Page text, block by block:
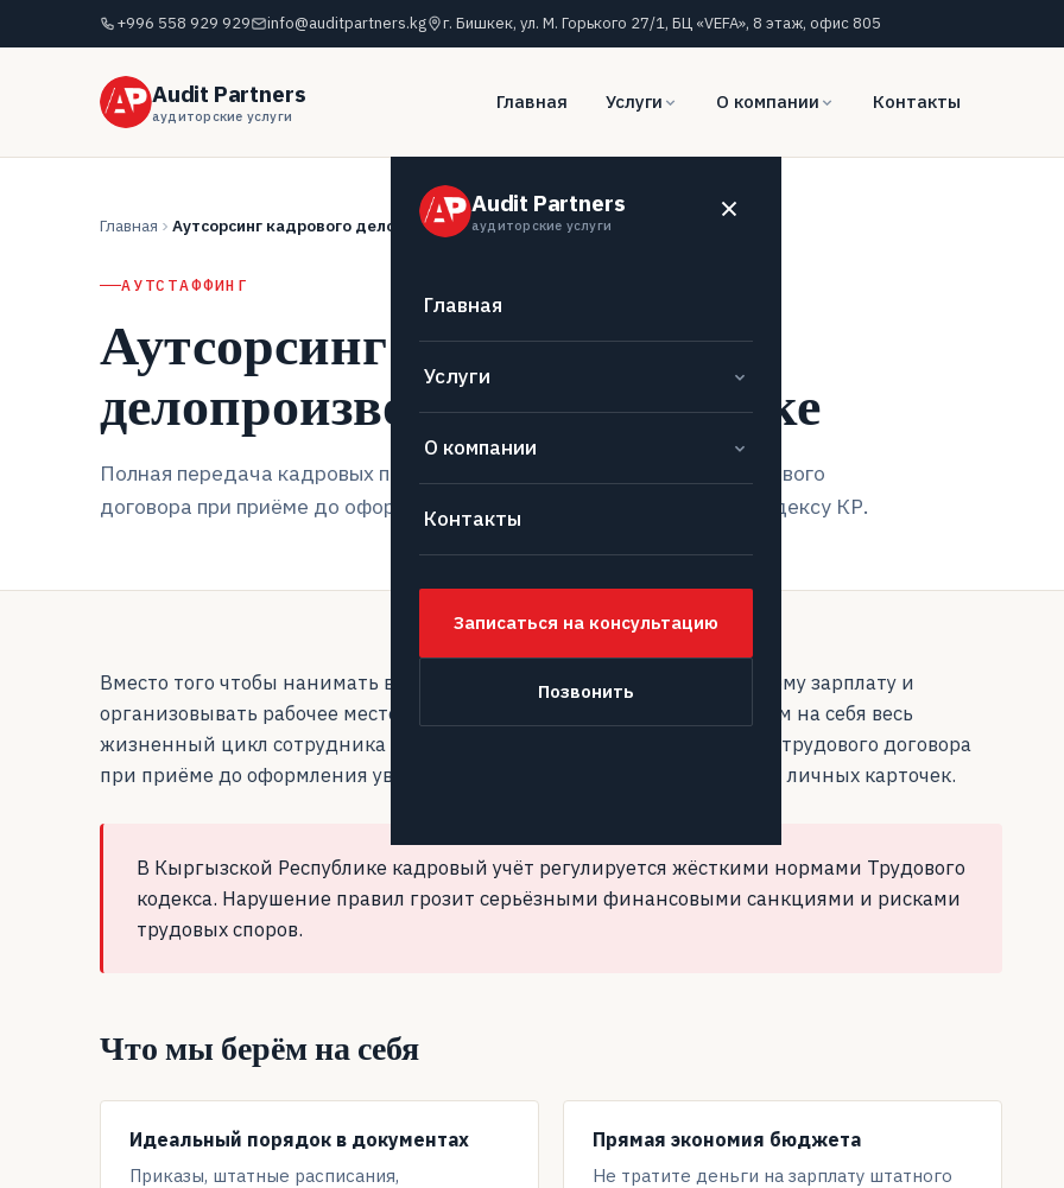
+996 558 929 929 info@auditpartners.kg г. Бишкек, ул. М. Горького 27/1, БЦ «VEFA», 8 этаж, офис 805
Audit Partners
аудиторские услуги
Главная Услуги О компании Контакты
Audit Partners
аудиторские услуги
Главная
Услуги
О компании
Контакты
Записаться на консультацию
Позвонить
Главная Аутсорсинг кадрового делопроизводства
АУТСТАФФИНГ
Аутсорсинг кадрового
делопроизводства в Бишкеке
Полная передача кадровых процессов внешним экспертам: от трудового
договора при приёме до оформления увольнения — по Трудовому кодексу КР.
Вместо того чтобы нанимать в штат постоянного кадровика, платить ему зарплату и
организовывать рабочее место, вы передаёте эту работу нам. Мы берём на себя весь
жизненный цикл сотрудника в компании: от составления грамотного трудового договора
при приёме до оформления увольнения, ведения приказов, отпусков и личных карточек.
В Кыргызской Республике кадровый учёт регулируется жёсткими нормами Трудового
кодекса. Нарушение правил грозит серьёзными финансовыми санкциями и рисками
трудовых споров.
Что мы берём на себя
Идеальный порядок в документах
Приказы, штатные расписания,
Прямая экономия бюджета
Не тратите деньги на зарплату штатного